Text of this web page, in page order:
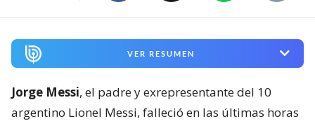
VER RESUMEN
Jorge Messi, el padre y exrepresentante del 10
argentino Lionel Messi, falleció en las últimas horas